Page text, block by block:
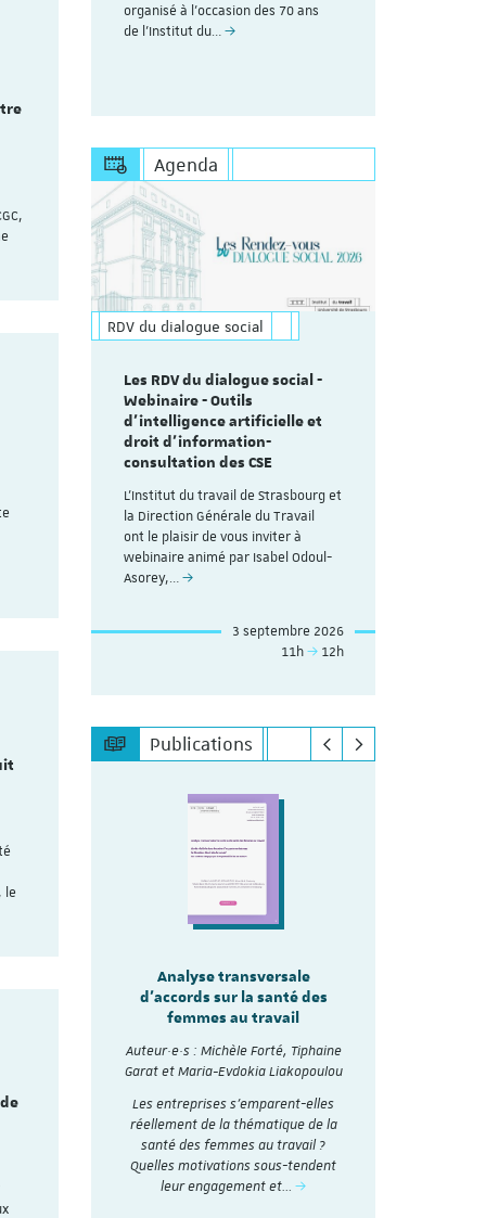
le
au
organisé à l'occasion des 70 ans
de l’Institut du…
Agenda
RDV du dialogue social
Les RDV du dialogue social -
Webinaire - Outils
d’intelligence artificielle et
droit d’information-
consultation des CSE
L'Institut du travail de Strasbourg et
la Direction Générale du Travail
ont le plaisir de vous inviter à
webinaire animé par Isabel Odoul-
Asorey,…
3 septembre 2026
11h
12h
Publications
Analyse transversale
d'accords sur la santé des
femmes au travail
Auteur·e·s : Michèle Forté, Tiphaine
Garat et Maria-Evdokia Liakopoulou
Les entreprises s’emparent-elles
réellement de la thématique de la
santé des femmes au travail ?
Quelles motivations sous-tendent
leur engagement et…